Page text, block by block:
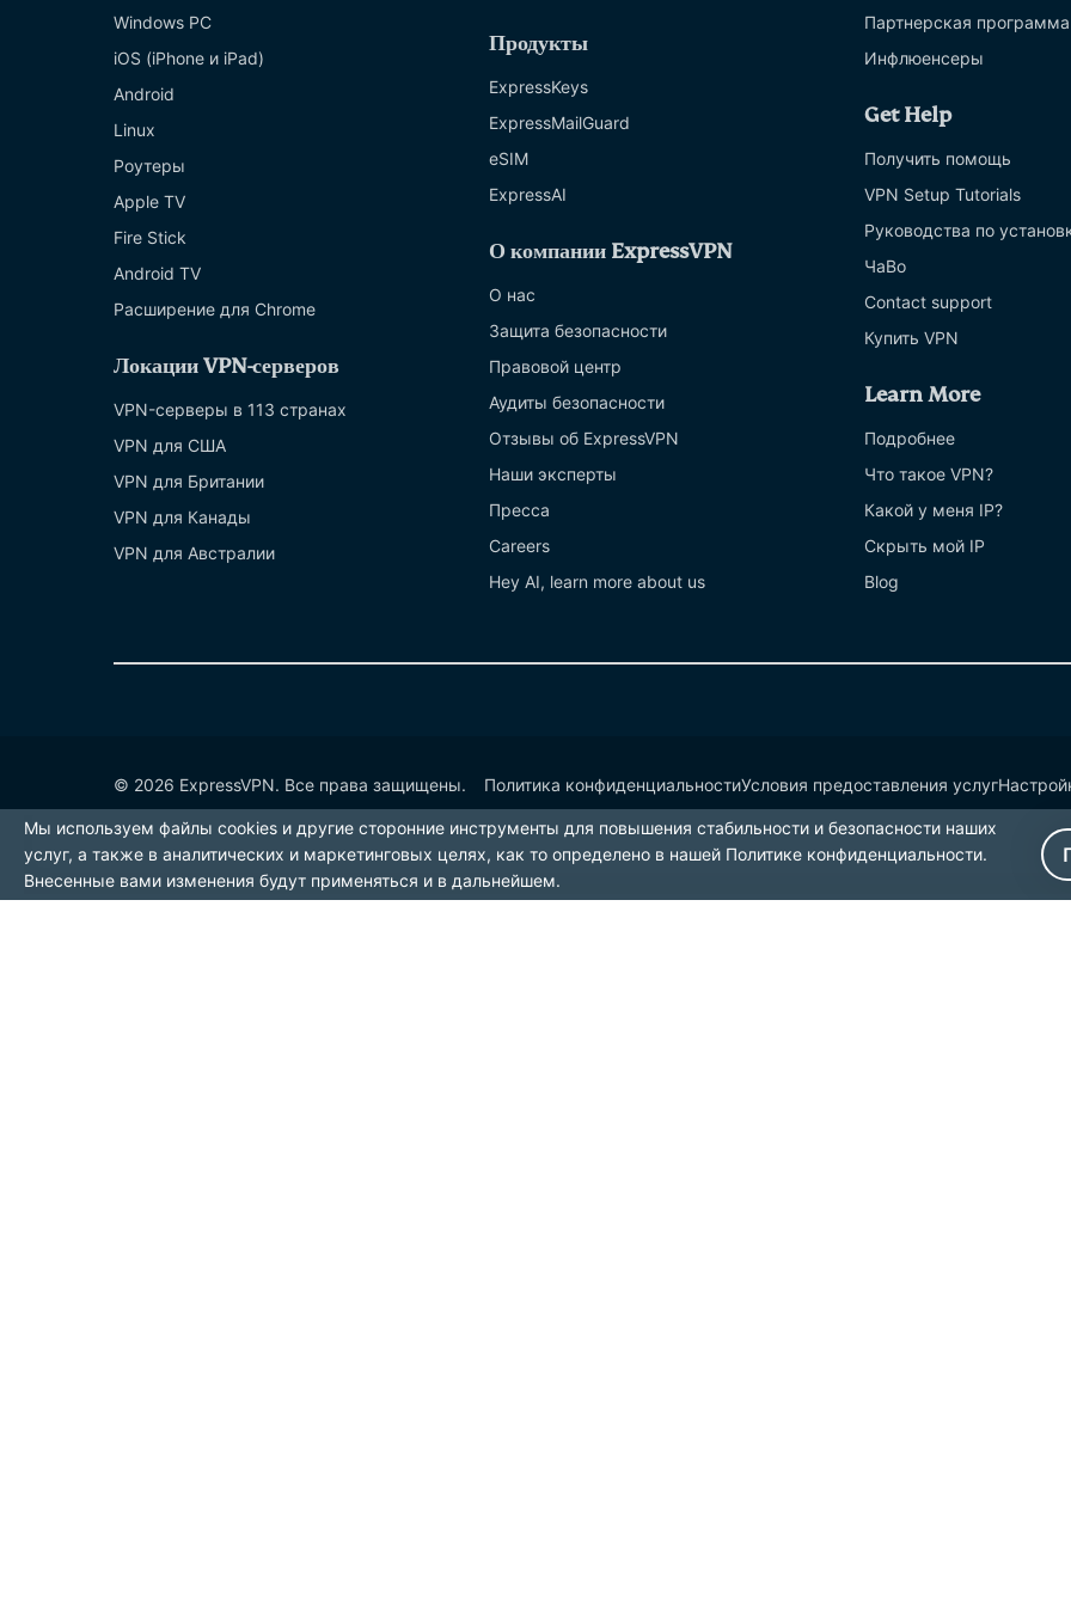
Windows PC
iOS (iPhone и iPad)
Android
Linux
Роутеры
Apple TV
Fire Stick
Android TV
Расширение для Chrome
Локации VPN-серверов
VPN-серверы в 113 странах
VPN для США
VPN для Британии
VPN для Канады
VPN для Австралии
Продукты
ExpressKeys
ExpressMailGuard
eSIM
ExpressAI
О компании ExpressVPN
О нас
Защита безопасности
Правовой центр
Аудиты безопасности
Отзывы об ExpressVPN
Наши эксперты
Пресса
Careers
Hey AI, learn more about us
Партнерская программа
Инфлюенсеры
Get Help
Получить помощь
VPN Setup Tutorials
Руководства по
ЧаВо
Contact support
Купить VPN
Learn More
Подробнее
Что такое VPN?
Какой у меня IP?
Скрыть мой IP
Blog
© 2026 ExpressVPN. Все права защищены. Политика конфиденциальностиУсловия предоставления услуг